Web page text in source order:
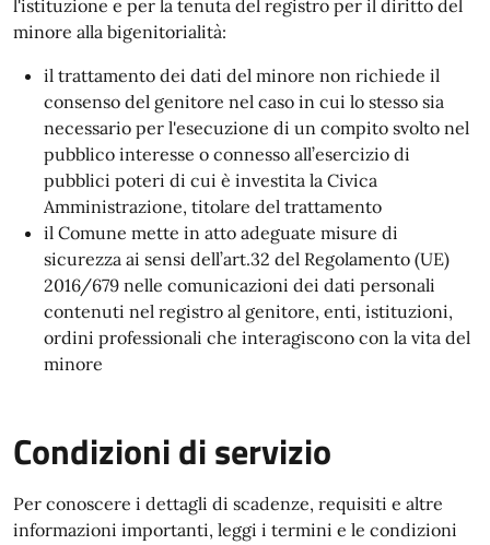
l'istituzione e per la tenuta del registro per il diritto del
minore alla bigenitorialità:
il trattamento dei dati del minore non richiede il
consenso del genitore nel caso in cui lo stesso sia
necessario per l'esecuzione di un compito svolto nel
pubblico interesse o connesso all’esercizio di
pubblici poteri di cui è investita la Civica
Amministrazione, titolare del trattamento
il Comune mette in atto adeguate misure di
sicurezza ai sensi dell’art.32 del Regolamento (UE)
2016/679 nelle comunicazioni dei dati personali
contenuti nel registro al genitore, enti, istituzioni,
ordini professionali che interagiscono con la vita del
minore
Condizioni di servizio
Per conoscere i dettagli di scadenze, requisiti e altre
informazioni importanti, leggi i termini e le condizioni